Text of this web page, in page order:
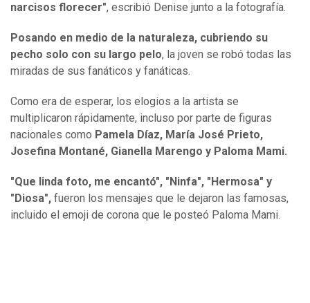
narcisos florecer", escribió Denise junto a la fotografía.
Posando en medio de la naturaleza, cubriendo su
pecho solo con su largo pelo, la joven se robó todas las
miradas de sus fanáticos y fanáticas.
Como era de esperar, los elogios a la artista se
multiplicaron rápidamente, incluso por parte de figuras
nacionales como Pamela Díaz, María José Prieto,
Josefina Montané, Gianella Marengo y Paloma Mami.
"Que linda foto, me encantó", "Ninfa", "Hermosa" y
"Diosa", fueron los mensajes que le dejaron las famosas,
incluido el emoji de corona que le posteó Paloma Mami.